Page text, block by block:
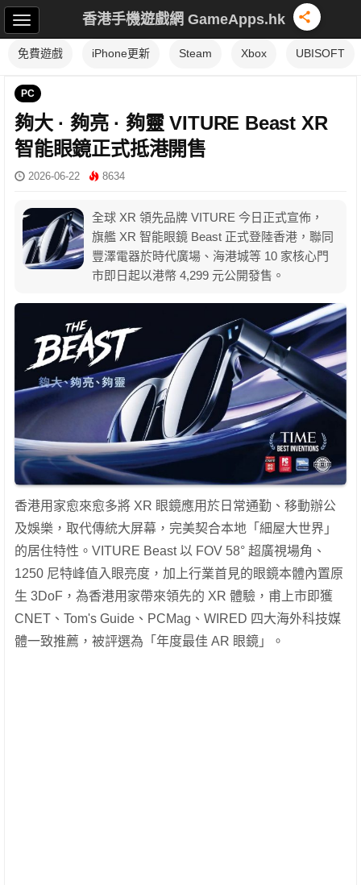
香港手機遊戲網 GameApps.hk
免費遊戲 iPhone更新 Steam Xbox UBISOFT
PC
夠大 · 夠亮 · 夠靈 VITURE Beast XR
智能眼鏡正式抵港開售
2026-06-22 8634
全球 XR 領先品牌 VITURE 今日正式宣佈，
旗艦 XR 智能眼鏡 Beast 正式登陸香港，聯同
豐澤電器於時代廣場、海港城等 10 家核心門
市即日起以港幣 4,299 元公開發售。
香港用家愈來愈多將 XR 眼鏡應用於日常通勤、移動辦公
及娛樂，取代傳統大屏幕，完美契合本地「細屋大世界」
的居住特性。VITURE Beast 以 FOV 58° 超廣視場角、
1250 尼特峰值入眼亮度，加上行業首見的眼鏡本體內置原
生 3DoF，為香港用家帶來領先的 XR 體驗，甫上市即獲
CNET、Tom's Guide、PCMag、WIRED 四大海外科技媒
體一致推薦，被評選為「年度最佳 AR 眼鏡」。